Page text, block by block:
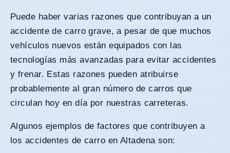
Puede haber varias razones que contribuyan a un
accidente de carro grave, a pesar de que muchos
vehículos nuevos están equipados con las
tecnologías más avanzadas para evitar accidentes
y frenar. Estas razones pueden atribuirse
probablemente al gran número de carros que
circulan hoy en día por nuestras carreteras.
Algunos ejemplos de factores que contribuyen a
los accidentes de carro en Altadena son: